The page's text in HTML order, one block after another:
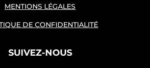
MENTIONS LÉGALES
DE CONFIDENTIALITÉ
SUIVEZ-NOUS